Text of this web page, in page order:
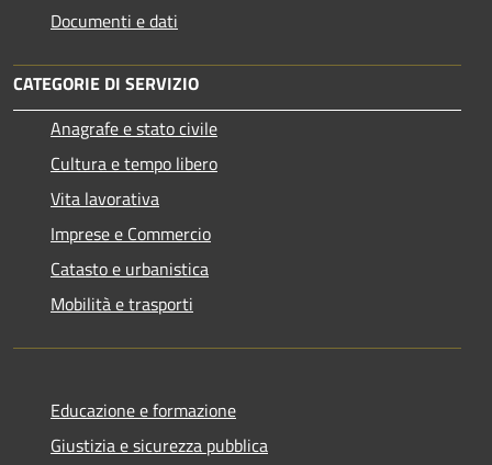
Documenti e dati
CATEGORIE DI SERVIZIO
Anagrafe e stato civile
Cultura e tempo libero
Vita lavorativa
Imprese e Commercio
Catasto e urbanistica
Mobilità e trasporti
Educazione e formazione
Giustizia e sicurezza pubblica